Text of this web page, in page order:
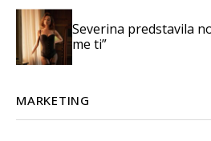
Severina predstavila
me ti”
MARKETING